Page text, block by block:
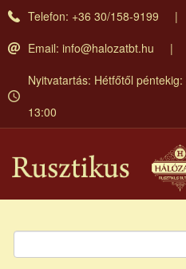
Ugrás
Telefon: +36 30/158-9199
Email: info@halozatbt.hu
Nyitvatartás: Hétfőtől
13:00